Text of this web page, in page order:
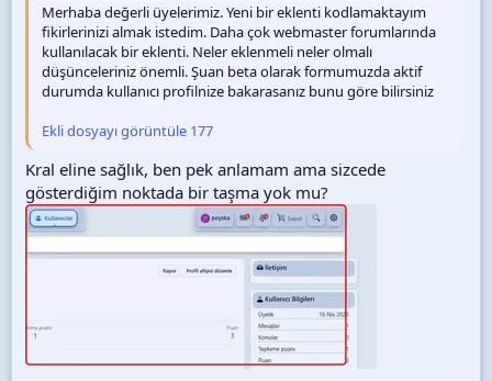
Merhaba değerli üyelerimiz. Yeni bir eklenti kodlamaktayım
fikirlerinizi almak istedim. Daha çok webmaster forumlarında
kullanılacak bir eklenti. Neler eklenmeli neler olmalı
düşünceleriniz önemli. Şuan beta olarak formumuzda aktif
durumda kullanıcı profilnize bakarasanız bunu göre bilirsiniz
Ekli dosyayı görüntüle 177
Kral eline sağlık, ben pek anlamam ama sizcede
gösterdiğim noktada bir taşma yok mu?